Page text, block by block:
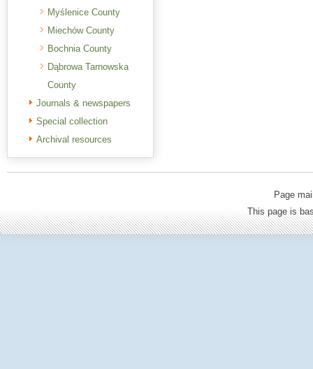
Myślenice County
Miechów County
Bochnia County
Dąbrowa Tarnowska
County
Journals & newspapers
Special collection
Archival resources
Page
This page is